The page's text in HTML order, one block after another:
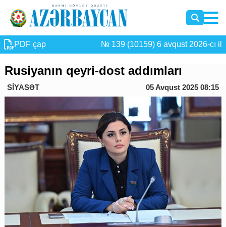
PDF çap № 139 (10159) 6 avqust 2026-cı il
Rusiyanın qeyri-dost addımları
SİYASƏT 05 Avqust 2025 08:15